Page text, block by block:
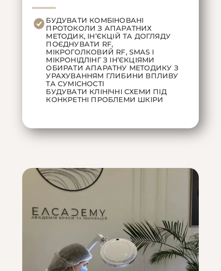
БУДУВАТИ КОМБІНОВАНІ
ПРОТОКОЛИ З АПАРАТНИХ
МЕТОДИК, ІНʼЄКЦІЙ ТА ДОГЛЯДУ
ПОЄДНУВАТИ RF,
МІКРОГОЛКОВИЙ RF, SMAS І
МІКРОНІДЛІНГ З ІНʼЄКЦІЯМИ
ОБИРАТИ АПАРАТНУ МЕТОДИКУ З
УРАХУВАННЯМ ГЛИБИНИ ВПЛИВУ
ТА СУМІСНОСТІ
БУДУВАТИ КЛІНІЧНІ СХЕМИ ПІД
КОНКРЕТНІ ПРОБЛЕМИ ШКІРИ